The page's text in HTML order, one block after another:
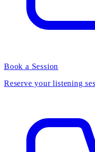
Book a Session
Reserve your listening